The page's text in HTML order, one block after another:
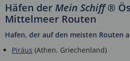
Häfen derMein Schiff®
Mittelmeer Routen
Hafen, der auf den meisten Routen
Piräus (Athen, Griechenland)